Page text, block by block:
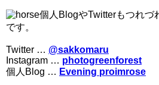
個人BlogやTwitterもつれづ
です。
Twitter … @sakkomaru
Instagram … photogreenforest
個人Blog … Evening proimrose